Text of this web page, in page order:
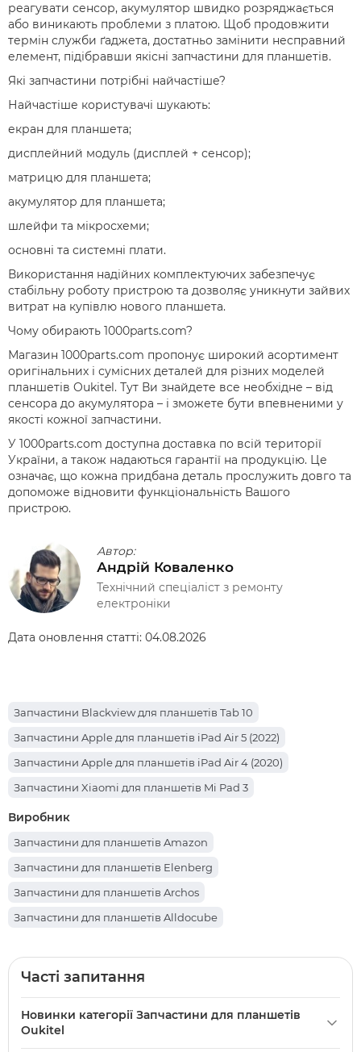
реагувати сенсор, акумулятор швидко розряджається
або виникають проблеми з платою. Щоб продовжити
термін служби ґаджета, достатньо замінити несправний
елемент, підібравши якісні запчастини для планшетів.
Які запчастини потрібні найчастіше?
Найчастіше користувачі шукають:
екран для планшета;
дисплейний модуль (дисплей + сенсор);
матрицю для планшета;
акумулятор для планшета;
шлейфи та мікросхеми;
основні та системні плати.
Використання надійних комплектуючих забезпечує
стабільну роботу пристрою та дозволяє уникнути зайвих
витрат на купівлю нового планшета.
Чому обирають 1000parts.com?
Магазин 1000parts.com пропонує широкий асортимент
оригінальних і сумісних деталей для різних моделей
планшетів Oukitel. Тут Ви знайдете все необхідне – від
сенсора до акумулятора – і зможете бути впевненими у
якості кожної запчастини.
У 1000parts.com доступна доставка по всій території
України, а також надаються гарантії на продукцію. Це
означає, що кожна придбана деталь прослужить довго та
допоможе відновити функціональність Вашого
пристрою.
Автор:
Андрій Коваленко
Технічний спеціаліст з ремонту
електроніки
Дата оновлення статті: 04.08.2026
Запчастини Blackview для планшетів Tab 10
Запчастини Apple для планшетів iPad Air 5 (2022)
Запчастини Apple для планшетів iPad Air 4 (2020)
Запчастини Xiaomi для планшетів Mi Pad 3
Запчастини Sigma для планшетів Mobile Tab A1025 X-treme
Запчастини Sigma для планшетів Mobile Tab A1010 Neo 64
Запчастини Lenovo для планшетів Legion Y700
Запчастини Prestigio для планшетів Muze PMT3231
Запчастини Lenovo для планшетів Yoga Smart Tab YT-X705
Запчастини Teclast для планшетів P85T
Запчастини Nomi для планшетів C101014 Ultra4
Запчастини Teclast для планшетів X98 Air III
Виробник
Запчастини для планшетів Amazon
Запчастини для планшетів Elenberg
Запчастини для планшетів Archos
Запчастини для планшетів Alldocube
Запчастини для планшетів Партномера
Запчастини для планшетів iHunt
Часті запитання
Новинки категорії Запчастини для планшетів
Oukitel